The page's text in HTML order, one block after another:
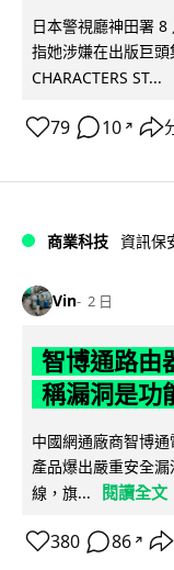
日本警視廳神田署 8
指她涉嫌在出版巨
CHARACTERS ST...
79 10 ↗
商業科技 資訊保
Vin 2 日
智博通路由
稱漏洞是功
中國網通廠商智博
產品爆出嚴重安全
線，旗...
閱讀全文
380 86 ↗